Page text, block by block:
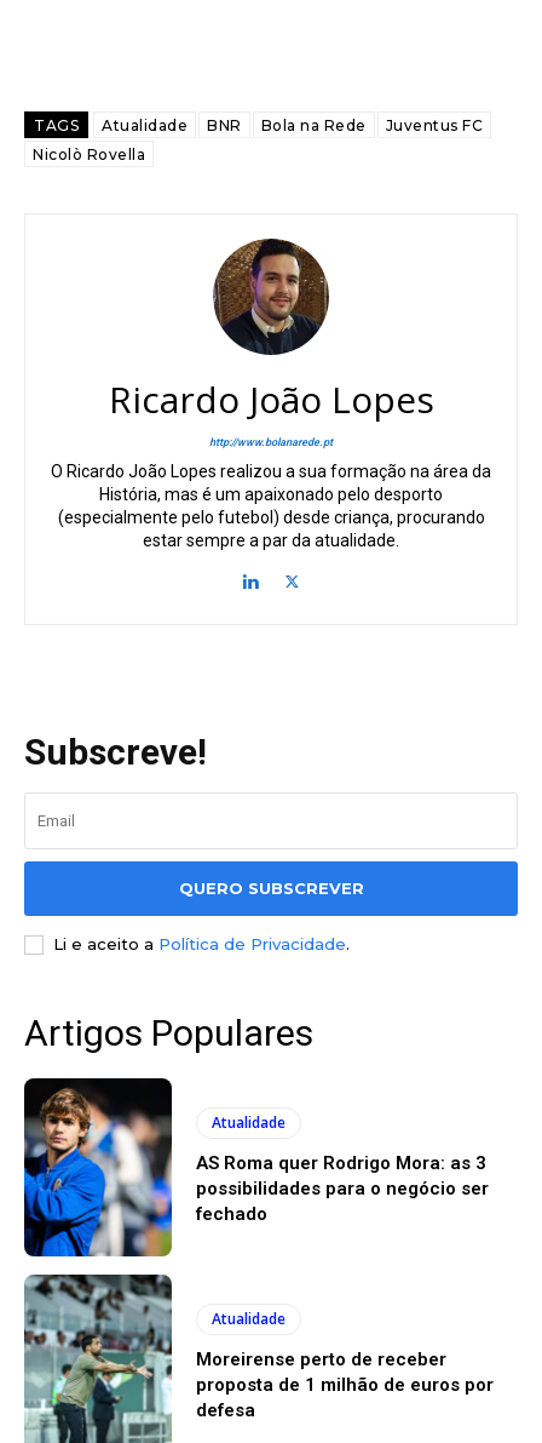
TAGS Atualidade BNR Bola na Rede
Juventus FC
Nicolò Rovella
Ricardo João Lopes
http://www.bolanarede.pt
O Ricardo João Lopes realizou a sua formação na área da
História, mas é um apaixonado pelo desporto
(especialmente pelo futebol) desde criança, procurando
estar sempre a par da atualidade.
Subscreve!
QUERO SUBSCREVER
Li e aceito a Política de Privacidade.
Artigos Populares
Atualidade
AS Roma quer Rodrigo Mora: as 3
possibilidades para o negócio ser
fechado
Atualidade
Moreirense perto de receber
proposta de 1 milhão de euros por
defesa